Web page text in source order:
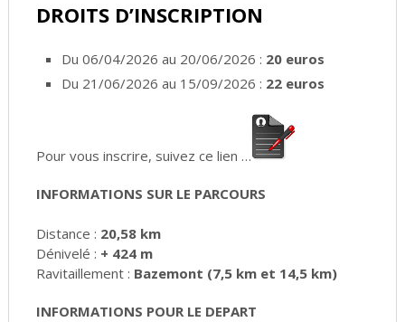
DROITS D’INSCRIPTION
Du 06/04/2026 au 20/06/2026 : 20 euros
Du 21/06/2026 au 15/09/2026 : 22 euros
Pour vous inscrire, suivez ce lien …
INFORMATIONS SUR LE PARCOURS
Distance : 20,58 km
Dénivelé : + 424 m
Ravitaillement : Bazemont (7,5 km et 14,5 km)
INFORMATIONS POUR LE DEPART